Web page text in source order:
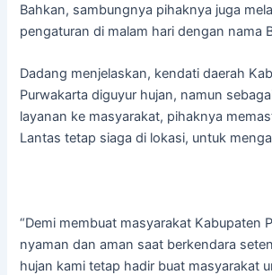
Bahkan, sambungnya pihaknya juga
pengaturan di malam hari dengan nama
Dadang menjelaskan, kendati daerah
Purwakarta diguyur hujan, namun
layanan ke masyarakat, pihaknya
Lantas tetap siaga di lokasi, untuk
“Demi membuat masyarakat Kabupaten
nyaman dan aman saat berkendara
hujan kami tetap hadir buat masyarakat